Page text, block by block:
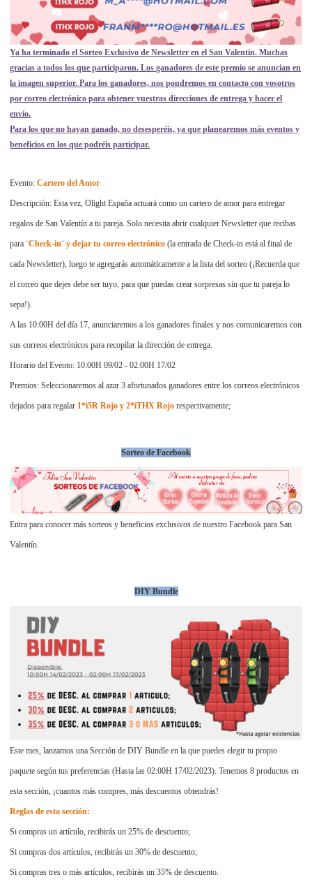
Ya ha terminado el Sorteo Exclusivo de Newsletter en el San Valentín. Muchas
gracias a todos los que participaron. Los ganadores de este premio se anuncian en
la imagen superior. Para los ganadores, nos pondremos en contacto con vosotros
por correo electrónico para obtener vuestras direcciones de entrega y hacer el
envío.
Para los que no hayan ganado, no desesperéis, ya que planearemos más eventos y
beneficios en los que podréis participar.
Evento:Cartero del Amor
Descripción: Esta vez, Olight España actuará como un cartero de amor para entregar
regalos de San Valentín a tu pareja. Solo necesita abrir cualquier Newsletter que recibas
para¨Check-in¨ y dejar tu correo electrónico (la entrada de Check-in está al final de
cada Newsletter), luego te agregarás automáticamente a la lista del sorteo (¡Recuerda que
el correo que dejes debe ser tuyo, para que puedas crear sorpresas sin que tu pareja lo
sepa!).
A las 10:00H del día 17, anunciaremos a los ganadores finales y nos comunicaremos con
sus correos electrónicos para recopilar la dirección de entrega.
Horario del Evento: 10:00H 09/02 - 02:00H 17/02
Premios: Seleccionaremos al azar 3 afortunados ganadores entre los correos electrónicos
dejados para regalar 1*i5R Rojo y 2*iTHX Rojo respectivamente;
Sorteo de Facebook
Entra para conocer más sorteos y beneficios exclusivos de nuestro Facebook para San
Valentín.
DIY Bundle
Este mes, lanzamos una Sección de DIY Bundle en la que puedes elegir tu propio
paquete según tus preferencias (Hasta las 02:00H 17/02/2023). Tenemos 8 productos en
esta sección, ¡cuantos más compres, más descuentos obtendrás!
Reglas de esta sección:
Si compras un artículo, recibirás un 25% de descuento;
Si compras dos artículos, recibirás un 30% de descuento;
Si compras tres o más artículos, recibirás un 35% de descuento.